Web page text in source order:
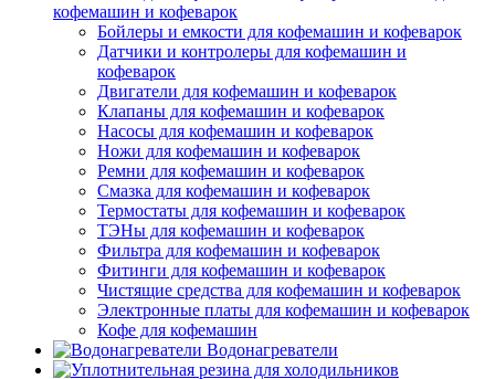
кофемашин и кофеварок
Бойлеры и емкости для кофемашин и кофеварок
Датчики и контролеры для кофемашин и
кофеварок
Двигатели для кофемашин и кофеварок
Клапаны для кофемашин и кофеварок
Насосы для кофемашин и кофеварок
Ножи для кофемашин и кофеварок
Ремни для кофемашин и кофеварок
Смазка для кофемашин и кофеварок
Термостаты для кофемашин и кофеварок
ТЭНы для кофемашин и кофеварок
Фильтра для кофемашин и кофеварок
Фитинги для кофемашин и кофеварок
Чистящие средства для кофемашин и кофеварок
Электронные платы для кофемашин и кофеварок
Кофе для кофемашин
Водонагреватели